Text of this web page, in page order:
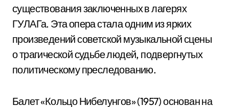
существования заключенных в лагерях
ГУЛАГа. Эта опера стала одним из ярких
произведений советской музыкальной сцены
о трагической судьбе людей, подвергнутых
политическому преследованию.
Балет «Кольцо Нибелунгов» (1957) основан на